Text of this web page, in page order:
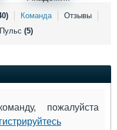
флота
Отзывы
Команда
Отзывы
Пульс (5)
пожалуйста